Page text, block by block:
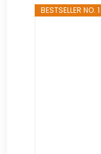
BESTSELLER NO. 1